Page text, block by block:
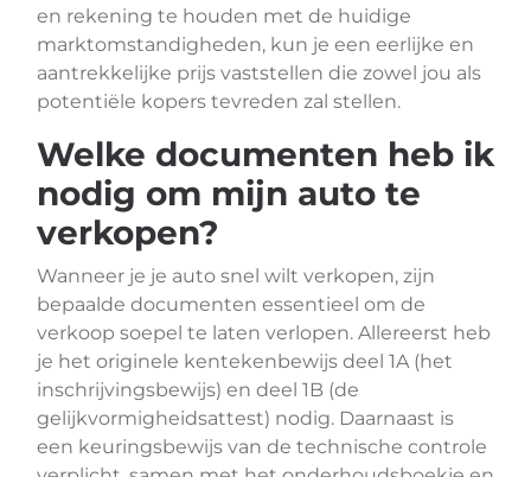
en rekening te houden met de huidige
marktomstandigheden, kun je een eerlijke en
aantrekkelijke prijs vaststellen die zowel jou als
potentiële kopers tevreden zal stellen.
Welke documenten heb ik
nodig om mijn auto te
verkopen?
Wanneer je je auto snel wilt verkopen, zijn
bepaalde documenten essentieel om de
verkoop soepel te laten verlopen. Allereerst heb
je het originele kentekenbewijs deel 1A (het
inschrijvingsbewijs) en deel 1B (de
gelijkvormigheidsattest) nodig. Daarnaast is
een keuringsbewijs van de technische controle